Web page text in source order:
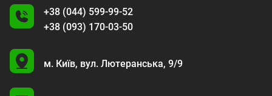
+38 (044) 599-99-52
+38 (093) 170-03-50
U
м. Київ, вул. Лютеранська, 9/9